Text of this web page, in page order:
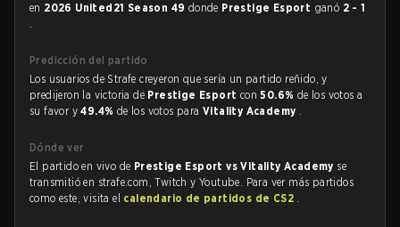
en 2026 United21 Season 49 donde Prestige Esport ganó 2 - 1
.
Predicción del partido
Los usuarios de Strafe creyeron que sería un partido reñido, y
predijeron la victoria de Prestige Esport con50.6% de los votos a
su favor y49.4% de los votos paraVitality Academy .
Dónde ver
El partido en vivo de Prestige Esport vs Vitality Academy se
transmitió en strafe.com, Twitch y Youtube. Para ver más partidos
como este, visita el calendario de partidos de CS2 .